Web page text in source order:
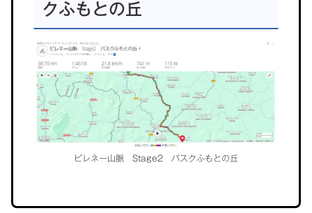
クふもとの丘
ピレネー山脈 Stage2 バスクふもとの丘